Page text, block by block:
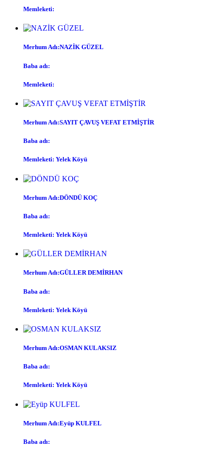
Memleketi:
Merhum Adı:NAZİK GÜZEL
Baba adı:
Memleketi:
Merhum Adı:SAYIT ÇAVUŞ VEFAT ETMİŞTİR
Baba adı:
Memleketi: Yelek Köyü
Merhum Adı:DÖNDÜ KOÇ
Baba adı:
Memleketi: Yelek Köyü
Merhum Adı:GÜLLER DEMİRHAN
Baba adı:
Memleketi: Yelek Köyü
Merhum Adı:OSMAN KULAKSIZ
Baba adı:
Memleketi: Yelek Köyü
Merhum Adı:Eyüp KULFEL
Baba adı: